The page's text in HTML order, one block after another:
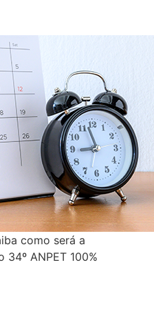
como será a
ANPET 100%